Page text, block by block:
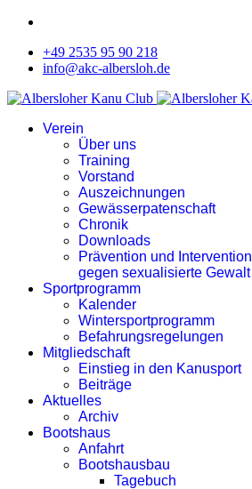
+49 2535 95 90 218
info@akc-albersloh.de
Verein
Über uns
Training
Vorstand
Auszeichnungen
Gewässerpatenschaft
Chronik
Downloads
Prävention und Intervention
gegen sexualisierte Gewalt
Sportprogramm
Kalender
Wintersportprogramm
Befahrungsregelungen
Mitgliedschaft
Einstieg in den Kanusport
Beiträge
Aktuelles
Archiv
Bootshaus
Anfahrt
Bootshausbau
Tagebuch